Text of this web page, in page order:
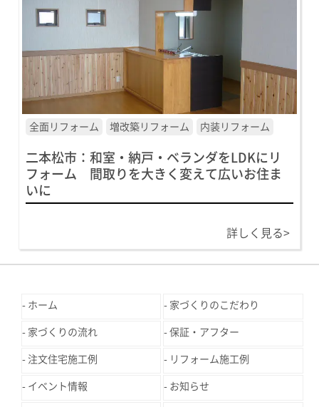
全面リフォーム 増改築リフォーム 内装リフォーム
二本松市：和室・納戸・ベランダをLDKにリ
フォーム 間取りを大きく変えて広いお住ま
いに
詳しく見る>
ホーム 家づくりのこだわり
家づくりの流れ 保証・アフター
注文住宅施工例 リフォーム施工例
イベント情報 お知らせ